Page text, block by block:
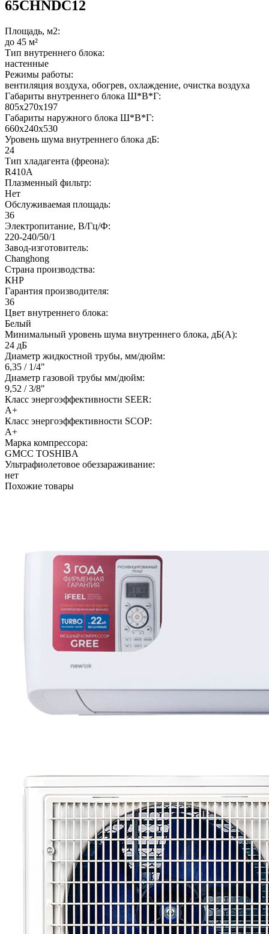
65CHNDC12
Площадь, м2:
до 45 м²
Тип внутреннего блока:
настенные
Режимы работы:
вентиляция воздуха, обогрев, охлаждение, очистка воздуха
Габариты внутреннего блока Ш*В*Г:
805x270x197
Габариты наружного блока Ш*В*Г:
660x240x530
Уровень шума внутреннего блока дБ:
24
Тип хладагента (фреона):
R410A
Плазменный фильтр:
Нет
Обслуживаемая площадь:
36
Электропитание, В/Гц/Ф:
220-240/50/1
Завод-изготовитель:
Changhong
Страна производства:
КНР
Гарантия производителя:
36
Цвет внутреннего блока:
Белый
Минимальный уровень шума внутреннего блока, дБ(А):
24 дБ
Диаметр жидкостной трубы, мм/дюйм:
6,35 / 1/4"
Диаметр газовой трубы мм/дюйм:
9,52 / 3/8"
Класс энергоэффективности SEER:
A+
Класс энергоэффективности SCOP:
A+
Марка компрессора:
GMCC TOSHIBA
Ультрафиолетовое обеззараживание:
нет
Похожие товары